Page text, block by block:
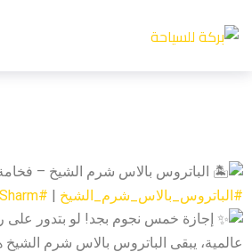
الباتروس بالاس شرم الشيخ –
#الباتروس_بالاس_شرم_الشيخ |
#Albatros_Palace_Sharm
إجازة خمس نجوم بجد! لو بتدور على
عالمية، يبقى الباتروس بالاس شرم الشيخ